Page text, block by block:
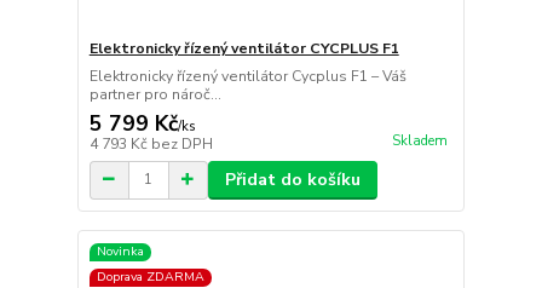
Elektronicky řízený ventilátor CYCPLUS F1
Elektronicky řízený ventilátor Cycplus F1 – Váš
partner pro nároč...
5 799 Kč/ks
4 793 Kč bez DPH Skladem
Přidat do košíku
Novinka
Doprava ZDARMA